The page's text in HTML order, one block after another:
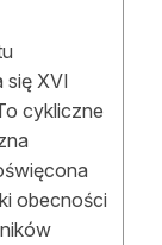
się XVI
cykliczne
obecności